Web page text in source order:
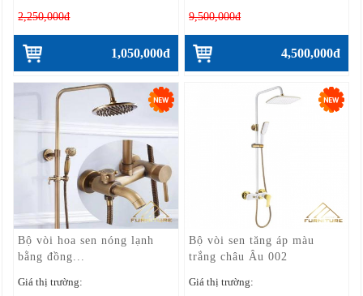
2,250,000đ
1,050,000đ
9,500,000đ
4,500,000đ
Bộ vòi hoa sen nóng lạnh
bằng đồng...
Giá thị trường:
Bộ vòi sen tăng áp màu
trắng châu Âu 002
Giá thị trường: